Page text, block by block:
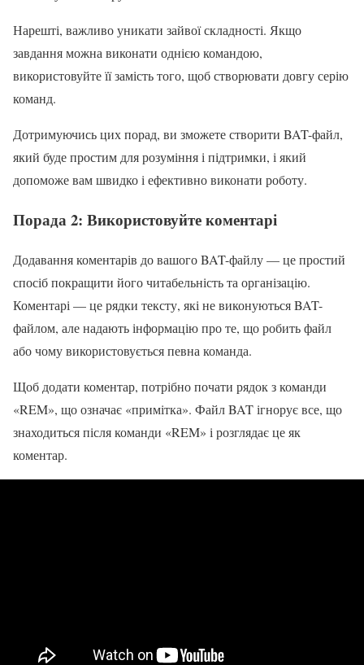
Нарешті, важливо уникати зайвої складності. Якщо
завдання можна виконати однією командою,
використовуйте її замість того, щоб створювати довгу серію
команд.
Дотримуючись цих порад, ви зможете створити BAT-файл,
який буде простим для розуміння і підтримки, і який
допоможе вам швидко і ефективно виконати роботу.
Порада 2: Використовуйте коментарі
Додавання коментарів до вашого BAT-файлу — це простий
спосіб покращити його читабельність та організацію.
Коментарі — це рядки тексту, які не виконуються BAT-
файлом, але надають інформацію про те, що робить файл
або чому використовується певна команда.
Щоб додати коментар, потрібно почати рядок з команди
«REM», що означає «примітка». Файл BAT ігнорує все, що
знаходиться після команди «REM» і розглядає це як
коментар.